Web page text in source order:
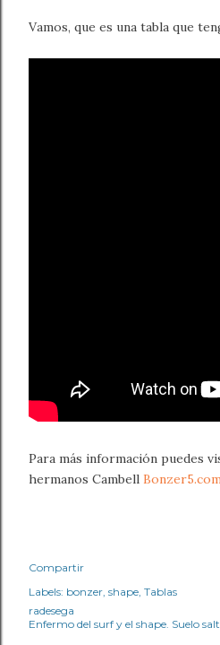
Vamos, que es una tabla que
Para más información puedes
hermanos Cambell
Compartir
Labels: bonzer shape Tablas
radesega
Enfermo del surf y el shape. Suelo